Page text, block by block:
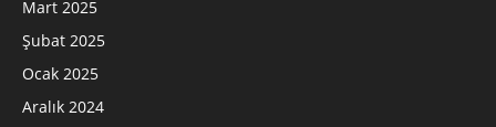
Mart 2025
Şubat 2025
Ocak 2025
Aralık 2024